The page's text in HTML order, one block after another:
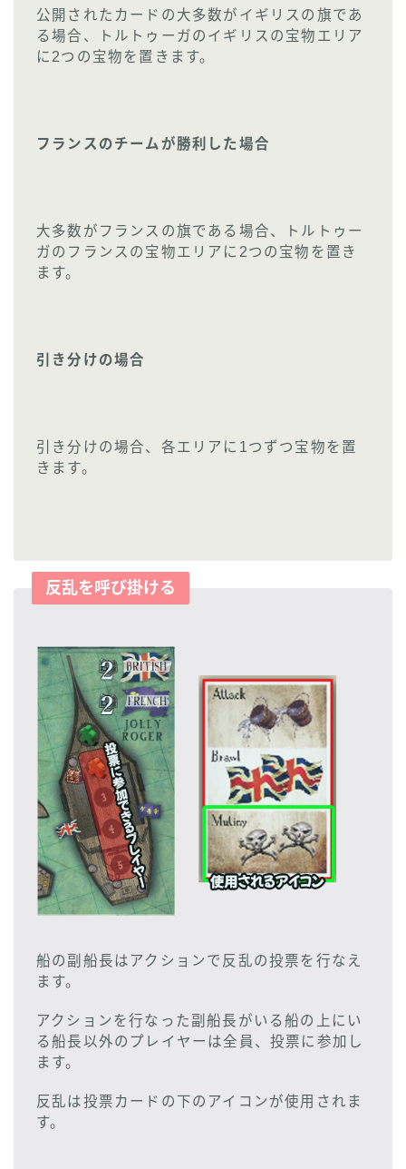
公開されたカードの大多数がイギリスの旗であ
る場合、トルトゥーガのイギリスの宝物エリア
に2つの宝物を置きます。
フランスのチームが勝利した場合
大多数がフランスの旗である場合、トルトゥー
ガのフランスの宝物エリアに2つの宝物を置き
ます。
引き分けの場合
引き分けの場合、各エリアに1つずつ宝物を置
きます。
反乱を呼び掛ける
船の副船長はアクションで反乱の投票を行なえ
ます。
アクションを行なった副船長がいる船の上にい
る船長以外のプレイヤーは全員、投票に参加し
ます。
反乱は投票カードの下のアイコンが使用されま
す。